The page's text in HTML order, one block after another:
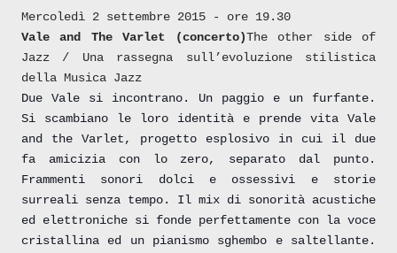
Mercoledì 2 settembre 2015 - ore 19.30
Vale and The Varlet (concerto)The other side of
Jazz / Una rassegna sull’evoluzione stilistica
della Musica Jazz
Due Vale si incontrano. Un paggio e un furfante.
Si scambiano le loro identità e prende vita Vale
and the Varlet, progetto esplosivo in cui il due
fa amicizia con lo zero, separato dal punto.
Frammenti sonori dolci e ossessivi e storie
surreali senza tempo. Il mix di sonorità acustiche
ed elettroniche si fonde perfettamente con la voce
cristallina ed un pianismo sghembo e saltellante.